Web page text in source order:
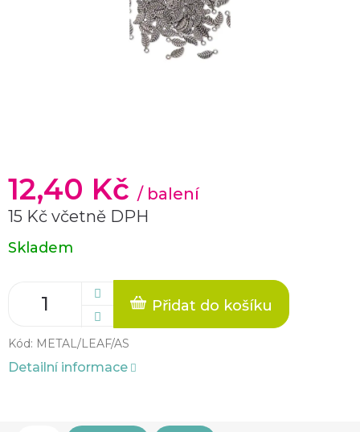
12,40 Kč / balení
15 Kč včetně DPH
Měrná
cena:
Skladem
Přidat do košíku
Kód: METAL/LEAF/AS
Detailní informace